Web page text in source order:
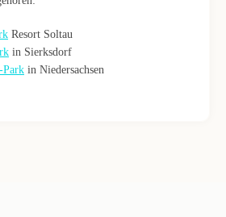
Resort Soltau
in Sierksdorf
Park in Niedersachsen